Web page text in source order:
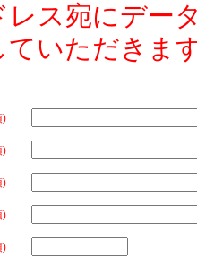
レス宛にデー
ていただきま
)
)
)
)
)